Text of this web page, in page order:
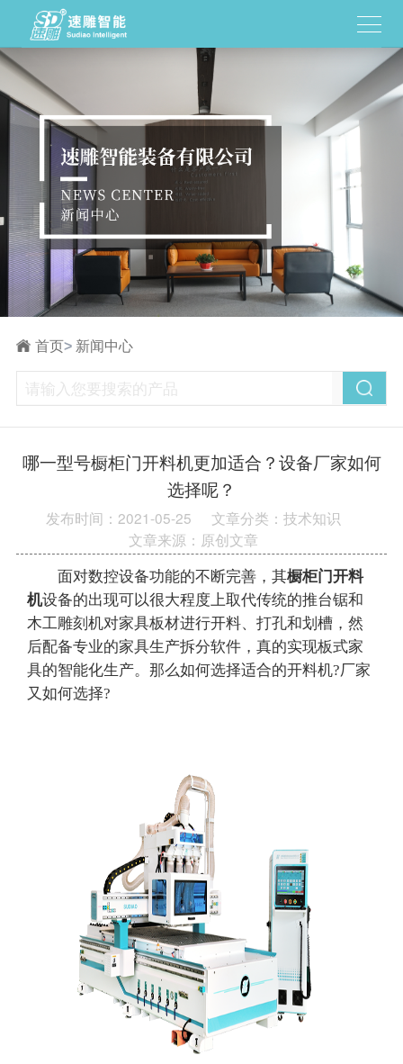
首页> 新闻中心
哪一型号橱柜门开料机更加适合？设备厂家如何
选择呢？
发布时间：2021-05-25
文章分类：技术知识
文章来源：原创文章
面对数控设备功能的不断完善，其橱柜门开料
机设备的出现可以很大程度上取代传统的推台锯和
木工雕刻机对家具板材进行开料、打孔和划槽，然
后配备专业的家具生产拆分软件，真的实现板式家
具的智能化生产。那么如何选择适合的开料机?厂家
又如何选择?